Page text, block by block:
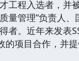
工程入选者，并
量管理”负责人
者。近年来发
项目合作，并提